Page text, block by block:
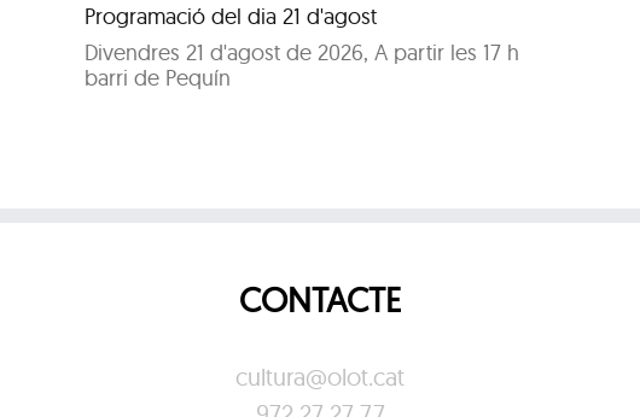
Programació del dia 21 d'agost
Divendres 21 d'agost de 2026, A partir les 17 h
barri de Pequín
CONTACTE
cultura@olot.cat